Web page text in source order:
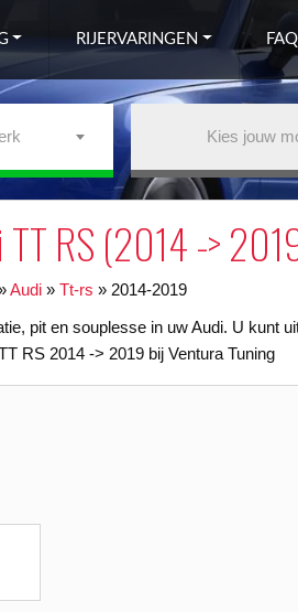
RIJERVARINGEN
Kies jouw
TT RS (2014 ->
Audi» Tt-rs » 2014-2019
pit en souplesse in uw Audi. U kunt
RS 2014 -> 2019 bij Ventura Tuning